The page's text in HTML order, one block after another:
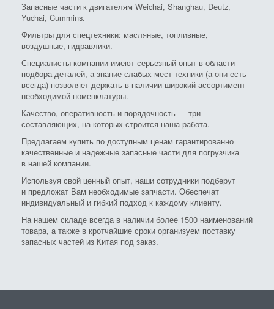
Запасные части к двигателям Weichai, Shanghau, Deutz,
Yuchai, Cummins.
Фильтры для спецтехники: масляные, топливные,
воздушные, гидравлики.
Специалисты компании имеют серьезный опыт в области
подбора деталей, а знание слабых мест техники (а они есть
всегда) позволяет держать в наличии широкий ассортимент
необходимой номенклатуры.
Качество, оперативность и порядочность — три
составляющих, на которых строится наша работа.
Предлагаем купить по доступным ценам гарантированно
качественные и надежные запасные части для погрузчика
в нашей компании.
Используя свой ценный опыт, наши сотрудники подберут
и предложат Вам необходимые запчасти. Обеспечат
индивидуальный и гибкий подход к каждому клиенту.
На нашем складе всегда в наличии более 1500 наименований
товара, а также в кротчайшие сроки организуем поставку
запасных частей из Китая под заказ.